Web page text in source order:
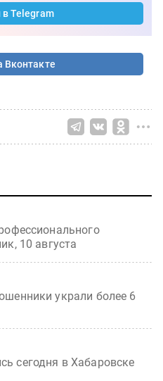
в Telegram
Вконтакте
10 августа
украли более 6
сегодня в Хабаровске